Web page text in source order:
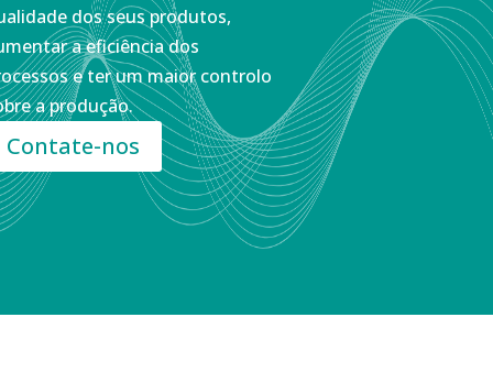
dos seus produtos,
a eficiência dos
e ter um maior controlo
a produção.
Contate-nos